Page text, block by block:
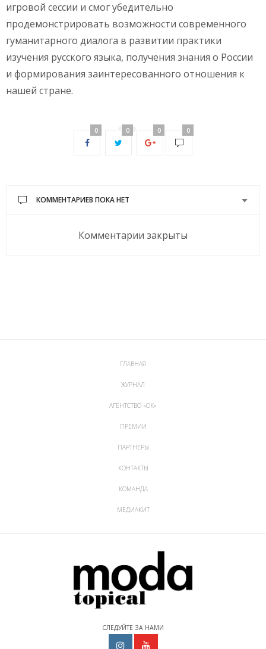
игровой сессии и смог убедительно
продемонстрировать возможности современного
гуманитарного диалога в развитии практики
изучения русского языка, получения знания о России
и формирования заинтересованного отношения к
нашей стране.
0 0 0 0
КОММЕНТАРИЕВ ПОКА НЕТ
Комментарии закрыты
ГЛАВНАЯ
ЖУРНАЛ
АГЕНТСТВО «ОК»
ПРЕМИИ
ПАРТНЕРЫ
КОНТАКТЫ
КОМАНДА
МЕДИАКИТ
СЛЕДУЙТЕ ЗА НАМИ